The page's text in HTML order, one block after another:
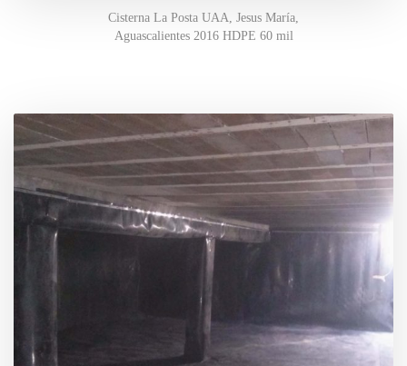
Cisterna La Posta UAA, Jesus María,
Aguascalientes 2016 HDPE 60 mil